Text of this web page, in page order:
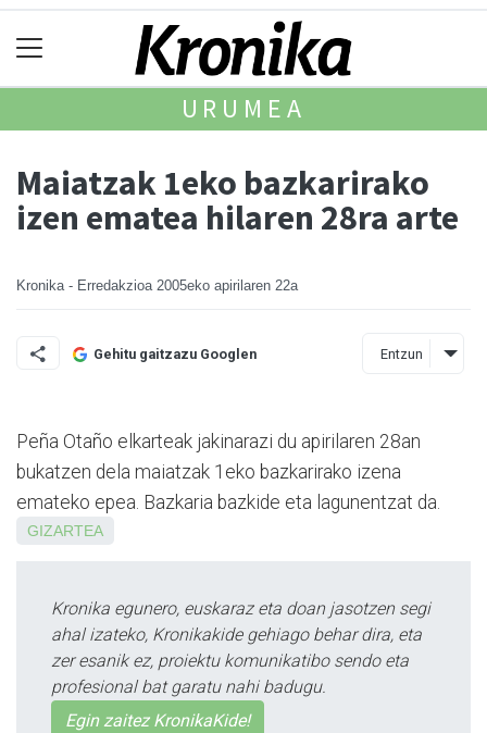
URUMEA
Maiatzak 1eko bazkarirako
izen ematea hilaren 28ra arte
Kronika - Erredakzioa 2005eko apirilaren 22a
Gehitu gaitzazu Googlen Entzun
Peña Otaño elkarteak jakinarazi du apirilaren 28an
bukatzen dela maiatzak 1eko bazkarirako izena
emateko epea. Bazkaria bazkide eta lagunentzat da.
GIZARTEA
Kronika egunero, euskaraz eta doan jasotzen segi
ahal izateko, Kronikakide gehiago behar dira, eta
zer esanik ez, proiektu komunikatibo sendo eta
profesional bat garatu nahi badugu.
Egin zaitez KronikaKide!